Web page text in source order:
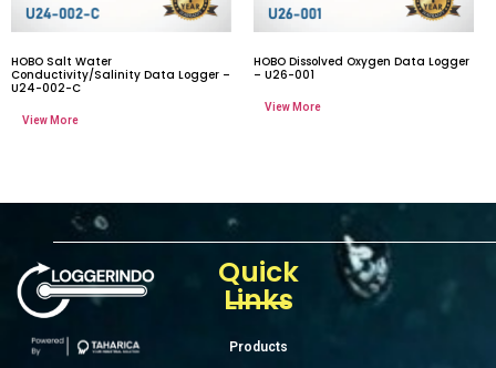
HOBO Salt Water
Conductivity/Salinity Data Logger –
U24-002-C
HOBO Dissolved Oxygen Data Logger
– U26-001
Quick
Links
Products